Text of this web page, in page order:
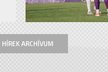
HÍREK ARCHÍVUM